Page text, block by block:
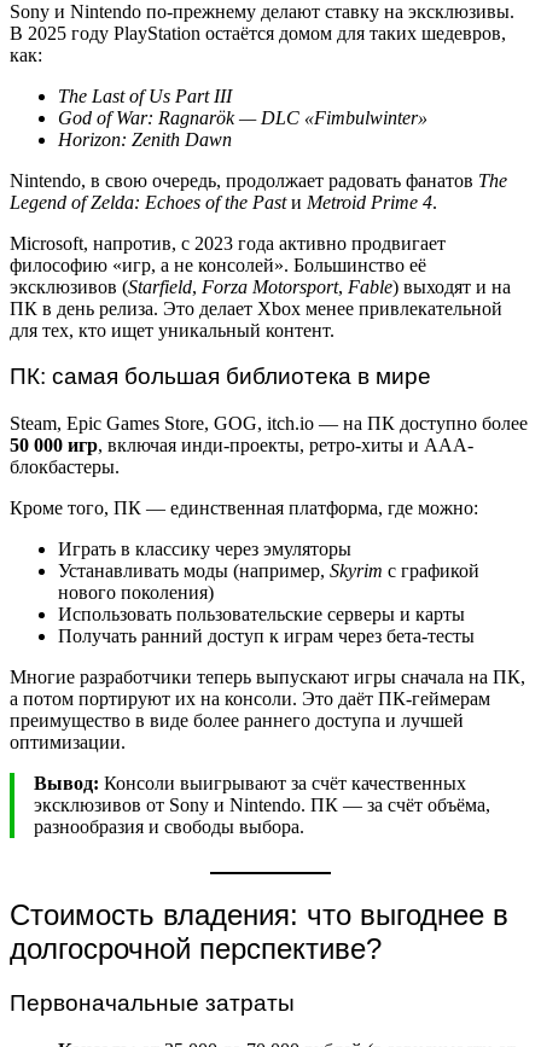
Sony и Nintendo по-прежнему делают ставку на эксклюзивы.
В 2025 году PlayStation остаётся домом для таких шедевров,
как:
The Last of Us Part III
God of War: Ragnarök — DLC «Fimbulwinter»
Horizon: Zenith Dawn
Nintendo, в свою очередь, продолжает радовать фанатов The
Legend of Zelda: Echoes of the Pastи Metroid Prime 4.
Microsoft, напротив, с 2023 года активно продвигает
философию «игр, а не консолей». Большинство её
эксклюзивов (Starfield, Forza Motorsport, Fable) выходят и на
ПК в день релиза. Это делает Xbox менее привлекательной
для тех, кто ищет уникальный контент.
ПК: самая большая библиотека в мире
Steam, Epic Games Store, GOG, itch.io — на ПК доступно более
50 000 игр, включая инди-проекты, ретро-хиты и AAA-
блокбастеры.
Кроме того, ПК — единственная платформа, где можно:
Играть в классику через эмуляторы
Устанавливать моды (например, Skyrim с графикой
нового поколения)
Использовать пользовательские серверы и карты
Получать ранний доступ к играм через бета-тесты
Многие разработчики теперь выпускают игры сначала на ПК,
а потом портируют их на консоли. Это даёт ПК-геймерам
преимущество в виде более раннего доступа и лучшей
оптимизации.
Вывод: Консоли выигрывают за счёт качественных
эксклюзивов от Sony и Nintendo. ПК — за счёт объёма,
разнообразия и свободы выбора.
Стоимость владения: что выгоднее в
долгосрочной перспективе?
Первоначальные затраты